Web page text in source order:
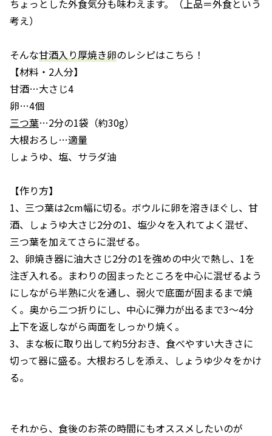
ちょっとした外食気分も味わえます。（上品＝外食という
考え）
そんな甘酒入り厚焼き卵のレシピはこちら！
【材料・2人分】
甘酒…大さじ4
卵…4個
三つ葉…2分の1袋（約30g）
大根おろし…適量
しょうゆ、塩、サラダ油
【作り方】
1、三つ葉は2cm幅に切る。ボウルに卵を溶きほぐし、甘
酒、しょうゆ大さじ2分の1、塩少々を入れてよく混ぜ、
三つ葉を加えてさらに混ぜる。
2、卵焼き器に油大さじ2分の1を強めの中火で熱し、1を
注ぎ入れる。まわりの固まったところを中心に混ぜるよう
にしながら半熟に火を通し、弱火で底面が固まるまで焼
く。奥から二つ折りにし、中心に弾力が出るまで3～4分
上下を返しながら両面をしっかり焼く。
3、まな板に取り出して約5分おき、食べやすい大きさに
切って器に盛る。大根おろしを添え、しょうゆ少々をかけ
る。
それから、食後のお茶の時間にもオススメしたいのが